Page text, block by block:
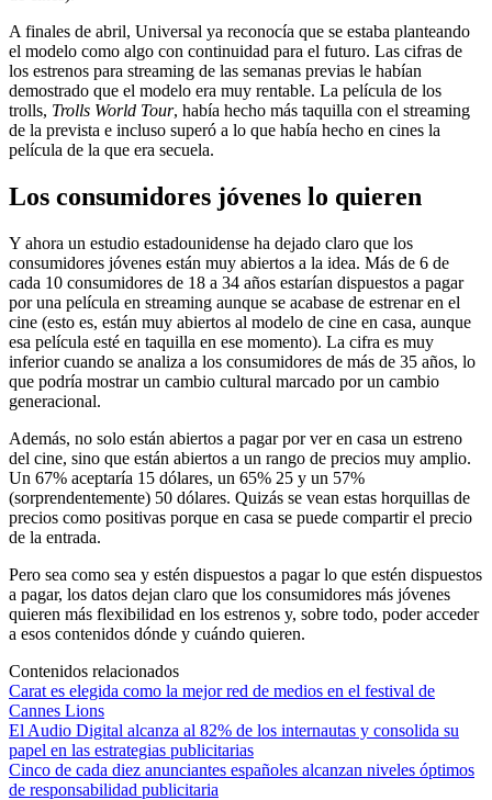
A finales de abril, Universal ya reconocía que se estaba planteando
el modelo como algo con continuidad para el futuro. Las cifras de
los estrenos para streaming de las semanas previas le habían
demostrado que el modelo era muy rentable. La película de los
trolls, Trolls World Tour, había hecho más taquilla con el streaming
de la prevista e incluso superó a lo que había hecho en cines la
película de la que era secuela.
Los consumidores jóvenes lo quieren
Y ahora un estudio estadounidense ha dejado claro que los
consumidores jóvenes están muy abiertos a la idea. Más de 6 de
cada 10 consumidores de 18 a 34 años estarían dispuestos a pagar
por una película en streaming aunque se acabase de estrenar en el
cine (esto es, están muy abiertos al modelo de cine en casa, aunque
esa película esté en taquilla en ese momento). La cifra es muy
inferior cuando se analiza a los consumidores de más de 35 años, lo
que podría mostrar un cambio cultural marcado por un cambio
generacional.
Además, no solo están abiertos a pagar por ver en casa un estreno
del cine, sino que están abiertos a un rango de precios muy amplio.
Un 67% aceptaría 15 dólares, un 65% 25 y un 57%
(sorprendentemente) 50 dólares. Quizás se vean estas horquillas de
precios como positivas porque en casa se puede compartir el precio
de la entrada.
Pero sea como sea y estén dispuestos a pagar lo que estén dispuestos
a pagar, los datos dejan claro que los consumidores más jóvenes
quieren más flexibilidad en los estrenos y, sobre todo, poder acceder
a esos contenidos dónde y cuándo quieren.
Contenidos relacionados
Carat es elegida como la mejor red de medios en el festival de
Cannes Lions
El Audio Digital alcanza al 82% de los internautas y consolida su
papel en las estrategias publicitarias
Cinco de cada diez anunciantes españoles alcanzan niveles óptimos
de responsabilidad publicitaria